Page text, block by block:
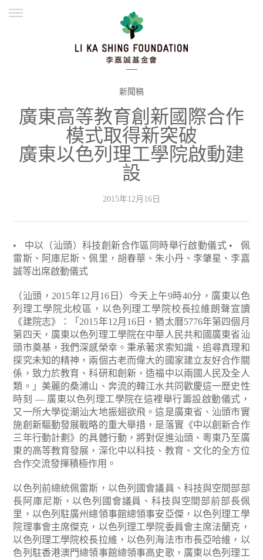
並肩同行
繁體
新聞稿
廣東高等教育創新國際合作
模式取得新突破
廣東以色列理工學院啟動建
設
2015年12月16日
• 中以（汕頭）科技創新合作區同時舉行啟動儀式 • 佩
雷斯、阿庫尼斯、佩里，胡春華、朱小丹、李肇星、李嘉
誠等出席啟動儀式
（汕頭，2015年12月16日）今天上午9時40分，廣東以色
列理工學院北校區，以色列理工學院校長拉維朗聲宣讀
《建院志》：「2015年12月16日，猶太曆5776年第四個月
第四天，廣東以色列理工學院在中華人民共和國廣東省汕
頭市奠基，我們深感榮幸。秉承著求索知識、追尋真理和
探究未知的精神，兩個古老而偉大的國家建立友好合作關
係，致力於教育、科研和創新，造福中以兩國人民及全人
類。」美麗的桑浦山、奔流的韓江水共同歡慶這一歷史性
時刻 — 廣東以色列理工學院在這裡舉行籌設啟動儀式，
又一所大學從潮汕大地振翅欲飛。這是廣東省、汕頭市實
施創新驅動發展戰略的重大舉措，是落實《中以創新合作
三年行動計劃》的具體行動，將對促進汕頭、粵東乃至廣
東的高等教育發展，深化中以科技、教育、文化的全方位
合作交流發揮積極作用。
以色列前總統佩雷斯，以色列國會議員、科技與空間部部
長阿庫尼斯，以色列國會議員、科技與空間部前部長佩
里，以色列駐廣州總領事館總領事安亞傑，以色列理工學
院理事會主席傑克，以色列理工學院委員會主席法蘭克，
以色列理工學院校長拉維，以色列海法市市長亞哈維，以
色列駐香港澳門總領事館總領事高史歌，廣東以色列理工